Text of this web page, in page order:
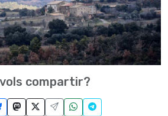
compartir?